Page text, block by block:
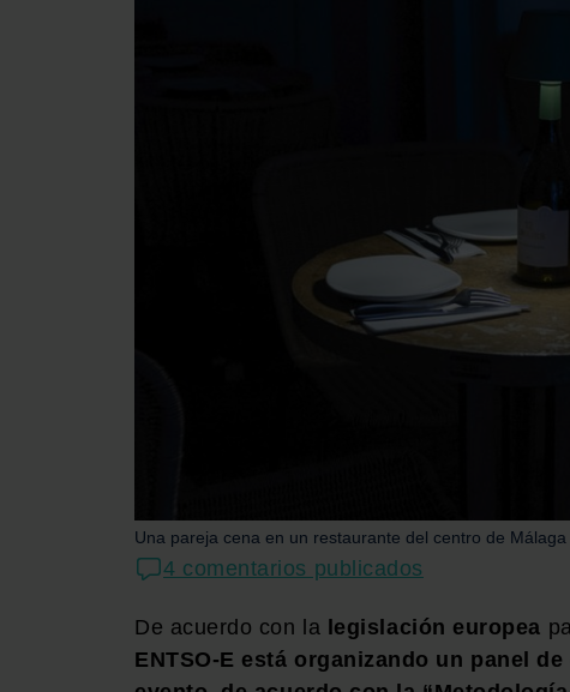
Una pareja cena en un restaurante del centro de
4 comentarios publicados
De acuerdo con la legislación europea
ENTSO-E está organizando un panel